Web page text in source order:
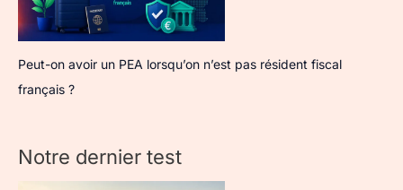
Peut-on avoir un PEA lorsqu’on n’est pas résident fiscal
français ?
Notre dernier test